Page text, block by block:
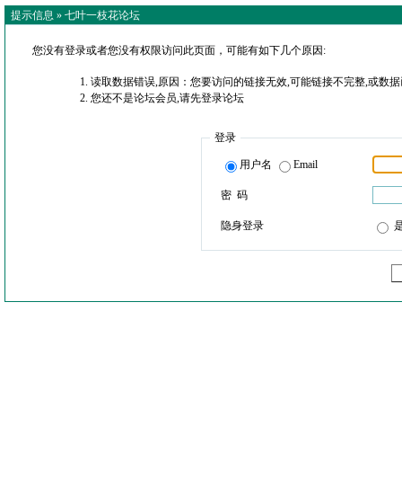
提示信息 » 七叶一枝花论坛
您没有登录或者您没有权限访问此页面，可能有如下几个原因:
读取数据错误,原因：您要访问的链接无效,可能链接不完整,或数
您还不是论坛会员,请先登录论坛
登录
用户名 Email
密 码
隐身登录